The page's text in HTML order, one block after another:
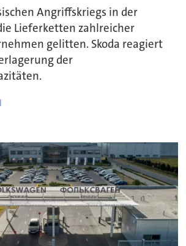
Angriffskriegs in der
Lieferketten zahlreicher
gelitten. Skoda reagiert
der